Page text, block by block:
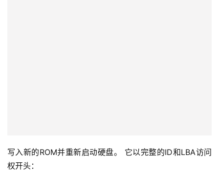
写入新的ROM并重新启动硬盘。 它以完整的ID和LBA访问
权开头：